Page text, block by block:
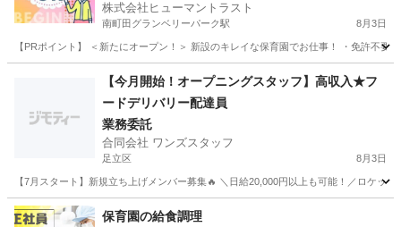
株式会社ヒューマントラスト
南町田グランベリーパーク駅 8月3日
【PRポイント】 ＜新たにオープン！＞ 新設のキレイな保育園でお仕事！ ・免許不
南町田グランベリーパーク駅 キッチン
【今月開始！オープニングスタッフ】高収入★フ
ードデリバリー配達員
業務委託
合同会社 ワンズスタッフ
足立区 8月3日
【7月スタート】新規立ち上げメンバー募集🔥 ＼日給20,000円以上も可能！／
東京 足立区 デリバリー オープニング
保育園の給食調理